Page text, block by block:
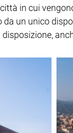
in cui
da un unico